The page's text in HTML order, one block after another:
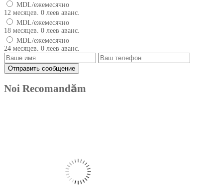
MDL/ежемесячно
12 месяцев. 0 леев аванс.
MDL/ежемесячно
18 месяцев. 0 леев аванс.
MDL/ежемесячно
24 месяцев. 0 леев аванс.
Noi Recomandăm